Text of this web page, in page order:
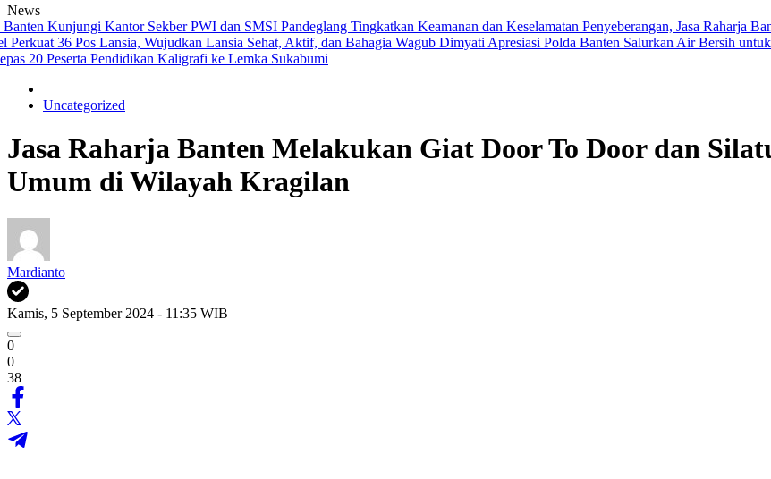
News
Kunjungi Kantor Sekber PWI dan SMSI PandeglangTingkatkan Keamanan dan Keselamatan Penyeberangan, Jasa Raharja Banten
36 Pos Lansia, Wujudkan Lansia Sehat, Aktif, dan BahagiaWagub Dimyati Apresiasi Polda Banten Salurkan Air Bersih untuk
Peserta Pendidikan Kaligrafi ke Lemka Sukabumi
Uncategorized
Jasa Raharja Banten Melakukan Giat Door To Door dan
Umum di Wilayah Kragilan
Mardianto
Kamis, 5 September 2024 - 11:35 WIB
0
0
38